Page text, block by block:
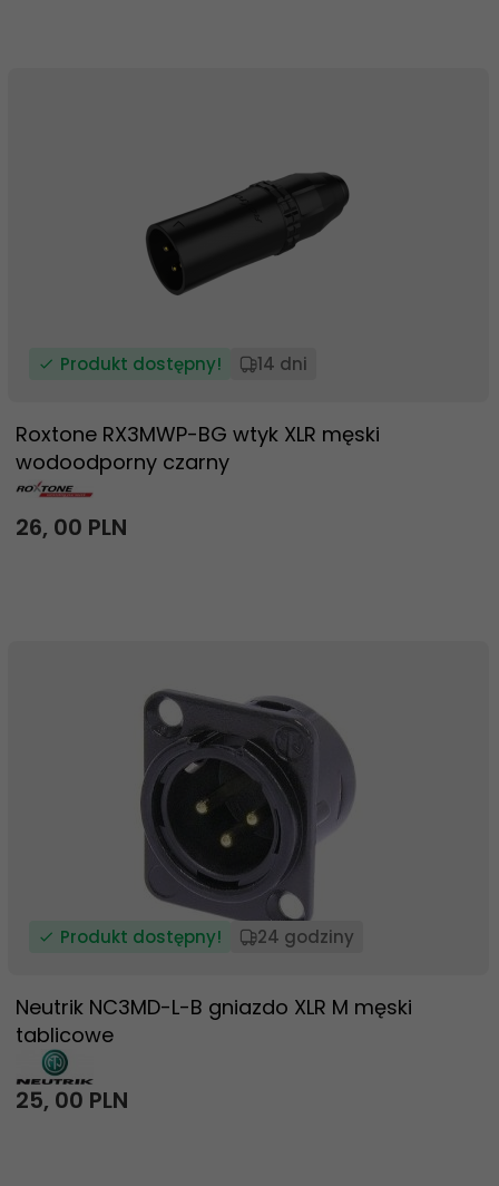
Produkt dostępny! 14 dni
Roxtone RX3MWP-BG wtyk XLR męski
wodoodporny czarny
26, 00 PLN
Produkt dostępny! 24 godziny
Neutrik NC3MD-L-B gniazdo XLR M męski
tablicowe
25, 00 PLN